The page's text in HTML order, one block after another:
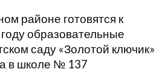
районе готовятся к
образовательные
саду «Золотой ключик»
в школе № 137